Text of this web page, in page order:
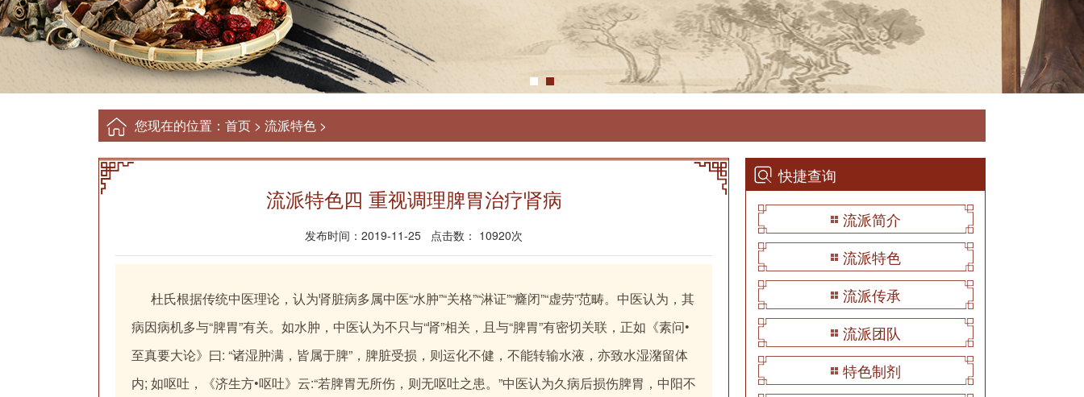
您现在的位置： 首页 > 流派特色 >
流派特色四 重视调理脾胃治疗肾病
发布时间：2019-11-25 点击数： 10920次
杜氏根据传统中医理论，认为肾脏病多属中医“水肿”“关格”“淋证”“癃闭”“虚劳”范畴。中医认为，其
病因病机多与“脾胃”有关。如水肿，中医认为不只与“肾”相关，且与“脾胃”有密切关联，正如《素问•
至真要大论》曰: “诸湿肿满，皆属于脾”，脾脏受损，则运化不健，不能转输水液，亦致水湿潴留体
内; 如呕吐，《济生方•呕吐》云:“若脾胃无所伤，则无呕吐之患。”中医认为久病后损伤脾胃，中阳不
快捷查询
流派简介
流派特色
流派传承
流派团队
特色制剂